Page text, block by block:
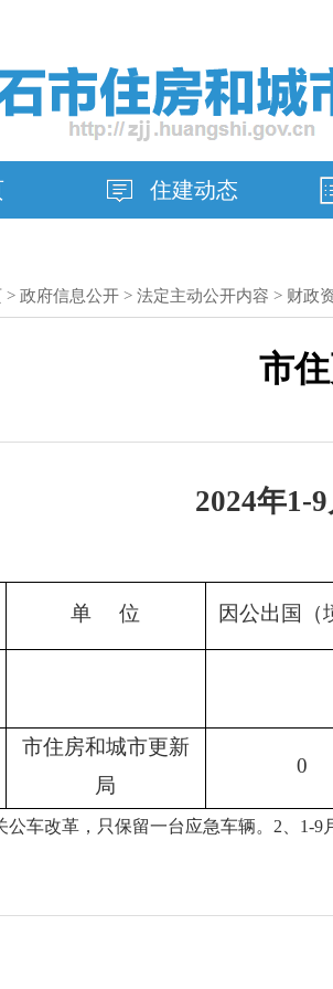
住建动态
> 政府信息公开> 法定主动公开内容 > 财政
市
2024年1-
单 位 因公出国（
市住房和城市更新
局
0
公车改革，只保留一台应急车辆。2、1-9